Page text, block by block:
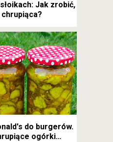
Jak zrobić,
chrupiąca?
do burgerów.
ogórki